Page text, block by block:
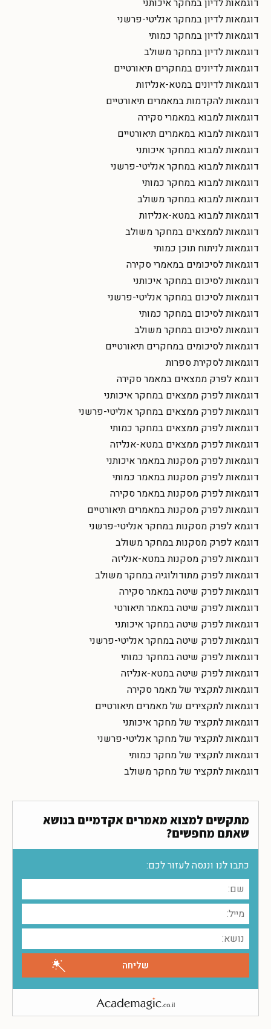
דוגמאות לדיון במחקר אנליטי-פרשני
דוגמאות לדיון במחקר כמותי
דוגמאות לדיון במחקר משולב
דוגמאות לדיונים במחקרים תיאורטיים
דוגמאות לדיונים במטא-אנליזות
דוגמאות להקדמות במאמרים תיאורטיים
דוגמאות למבוא במאמרי סקירה
דוגמאות למבוא במאמרים תיאורטיים
דוגמאות למבוא במחקר איכותני
דוגמאות למבוא במחקר אנליטי-פרשני
דוגמאות למבוא במחקר כמותי
דוגמאות למבוא במחקר משולב
דוגמאות למבוא במטא-אנליזות
דוגמאות לממצאים במחקר משולב
דוגמאות לניתוח תוכן כמותי
דוגמאות לסיכומים במאמרי סקירה
דוגמאות לסיכום במחקר איכותני
דוגמאות לסיכום במחקר אנליטי-פרשני
דוגמאות לסיכום במחקר כמותי
דוגמאות לסיכום במחקר משולב
דוגמאות לסיכומים במחקרים תיאורטיים
דוגמאות לסקירת ספרות
דוגמא לפרק ממצאים במאמר סקירה
דוגמאות לפרק ממצאים במחקר איכותני
דוגמאות לפרק ממצאים במחקר אנליטי-פרשני
דוגמאות לפרק ממצאים במחקר כמותי
דוגמאות לפרק ממצאים במטא-אנליזה
דוגמאות לפרק מסקנות במאמר איכותני
דוגמאות לפרק מסקנות במאמר כמותי
דוגמאות לפרק מסקנות במאמר סקירה
דוגמאות לפרק מסקנות במאמרים תיאורטיים
דוגמא לפרק מסקנות במחקר אנליטי-פרשני
דוגמא לפרק מסקנות במחקר משולב
דוגמאות לפרק מסקנות במטא-אנליזה
דוגמאות לפרק מתודולוגיה במחקר משולב
דוגמאות לפרק שיטה במאמר סקירה
דוגמאות לפרק שיטה במאמר תיאורטי
דוגמאות לפרק שיטה במחקר איכותני
דוגמאות לפרק שיטה במחקר אנליטי-פרשני
דוגמאות לפרק שיטה במחקר כמותי
דוגמאות לפרק שיטה במטא-אנליזה
דוגמאות לתקציר של מאמר סקירה
דוגמאות לתקצירים של מאמרים תיאורטיים
דוגמאות לתקציר של מחקר איכותני
דוגמאות לתקציר של מחקר אנליטי-פרשני
דוגמאות לתקציר של מחקר כמותי
דוגמאות לתקציר של מחקר משולב
מתקשים למצוא מאמרים אקדמיים בנושא
שאתם מחפשים?
כתבו לנו וננסה לעזור לכם: